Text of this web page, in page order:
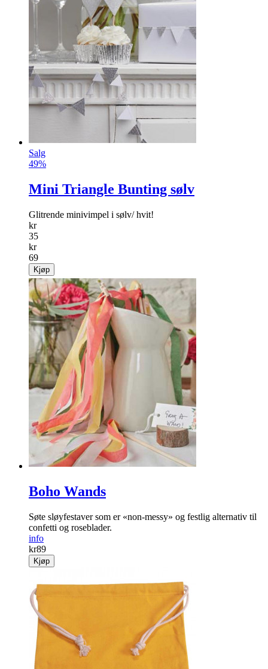
Salg
49%
Mini Triangle Bunting sølv
Glitrende minivimpel i sølv/ hvit!
kr
35
kr
69
Kjøp
Boho Wands
Søte sløyfestaver som er «non-messy» og festlig alternativ til
confetti og roseblader.
info
kr89
Kjøp